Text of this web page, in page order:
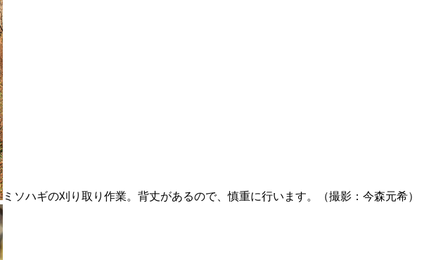
ミソハギの刈り取り作業。背丈があるので、慎重に行います。（撮影：今森元希）